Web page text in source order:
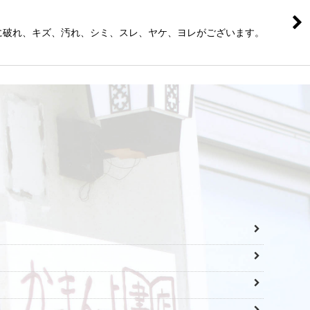
ズ、汚れ、シミ、スレ、ヤケ、ヨレがございます。